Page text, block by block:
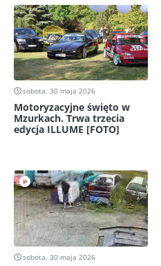
sobota, 30 maja 2026
Motoryzacyjne święto w
Mzurkach. Trwa trzecia
edycja ILLUME [FOTO]
sobota, 30 maja 2026